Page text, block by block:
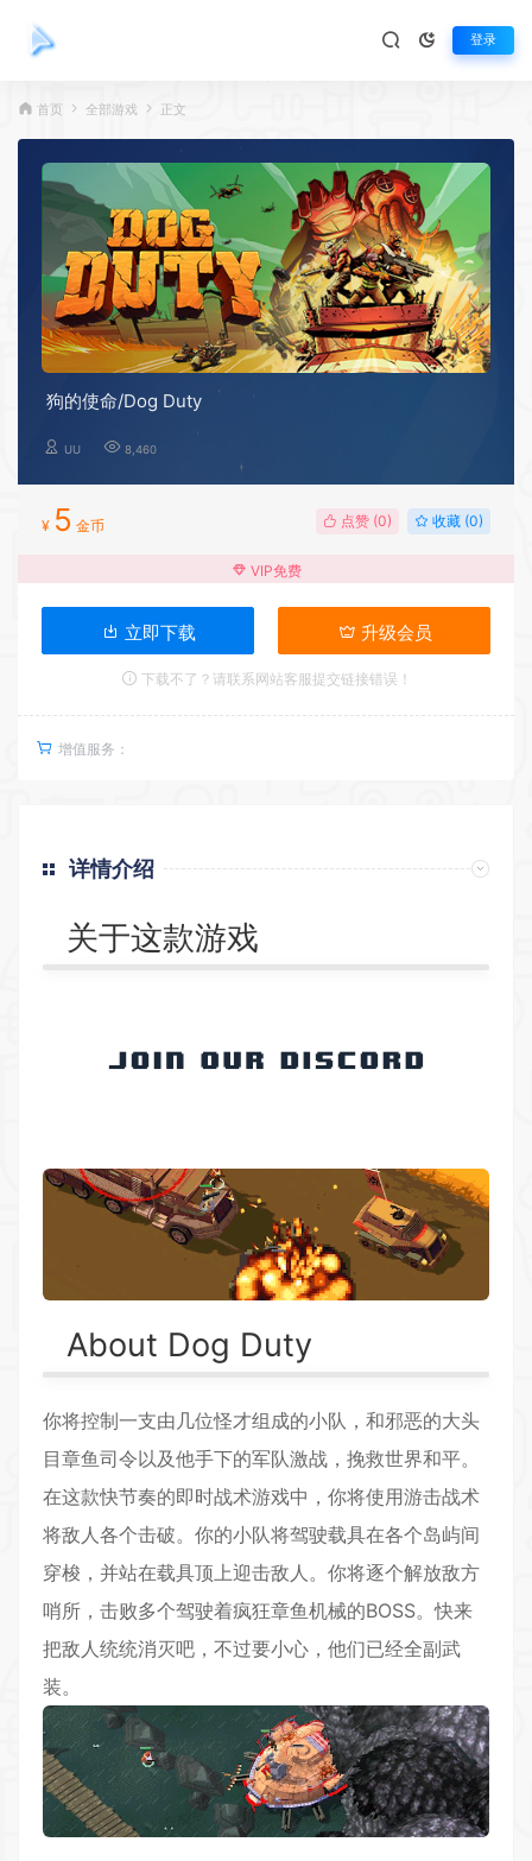
登录
首页 全部游戏 正文
狗的使命/Dog Duty
UU 8,460
¥ 5 金币 点赞 (0) 收藏 (0)
VIP免费
立即下载 升级会员
下载不了？请联系网站客服提交链接错误！
增值服务：
详情介绍
关于这款游戏
About Dog Duty
你将控制一支由几位怪才组成的小队，和邪恶的大头
目章鱼司令以及他手下的军队激战，挽救世界和平。
在这款快节奏的即时战术游戏中，你将使用游击战术
将敌人各个击破。你的小队将驾驶载具在各个岛屿间
穿梭，并站在载具顶上迎击敌人。你将逐个解放敌方
哨所，击败多个驾驶着疯狂章鱼机械的BOSS。快来
把敌人统统消灭吧，不过要小心，他们已经全副武
装。